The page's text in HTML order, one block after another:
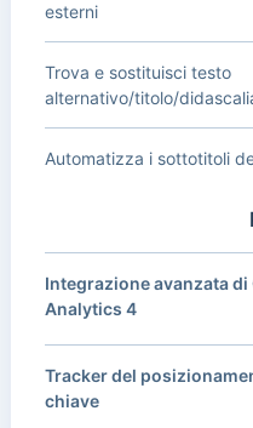
esterni
Trova e sostituisci testo
alternativo/titolo/
Automatizza i sottotitoli
Integrazione avanzata di
Analytics 4
Tracker del
chiave